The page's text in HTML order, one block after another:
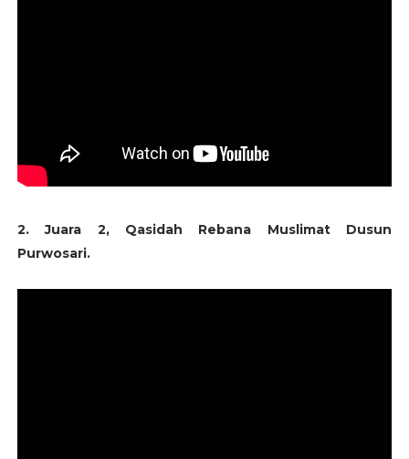
2. Juara 2, Qasidah Rebana Muslimat Dusun
Purwosari.